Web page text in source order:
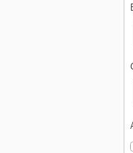
Wohnwagen/